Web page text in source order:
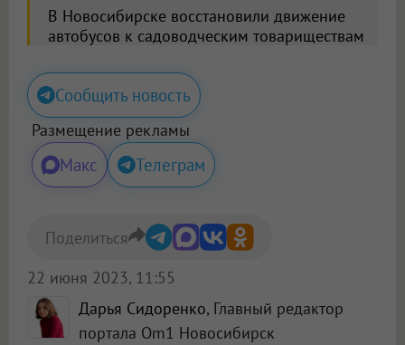
В Новосибирске восстановили движение
автобусов к садоводческим товариществам
Сообщить новость
Размещение рекламы
Макс Телеграм
Дарья Сидоренко, Главный редактор
портала Om1 Новосибирск
22 июня 2023, 11:55
Поделиться